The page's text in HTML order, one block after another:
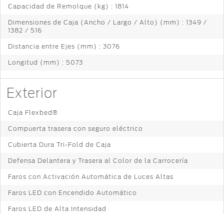
Capacidad de Remolque (kg) : 1814
Dimensiones de Caja (Ancho / Largo / Alto) (mm) : 1349 /
1382 / 516
Distancia entre Ejes (mm) : 3076
Longitud (mm) : 5073
Exterior
Caja Flexbed®
Compuerta trasera con seguro eléctrico
Cubierta Dura Tri-Fold de Caja
Defensa Delantera y Trasera al Color de la Carrocería
Faros con Activación Automática de Luces Altas
Faros LED con Encendido Automático
Faros LED de Alta Intensidad